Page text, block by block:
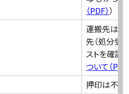
（PDF））
運搬先は運
先（処分受
ストを確認
ついて（PDF
押印は不要